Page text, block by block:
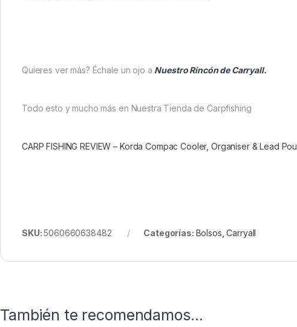
Quieres ver más? Échale un ojo a Nuestro Rincón de Carryall.
Todo esto y mucho más en Nuestra Tienda de Carpfishing
CARP FISHING REVIEW – Korda Compac Cooler, Organiser & Lead
SKU:5060660638482 Categorías: Bolsos ,Carryall
También te recomendamos…